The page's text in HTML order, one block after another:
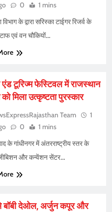
0 1 mins
विभाग के द्वारा सरिस्का टाईगर रिजर्व के
एवं वन चौकियों…
टूरिज्म फेस्टिवल में राजस्थान
को मिला उत्कृष्टता पुरस्कार
Team
1
0 1 mins
के गांधीनगर में अंतरराष्ट्रीय स्तर के
और कन्वेंशन सेंटर…
बॉबी देओल, अर्जुन कपूर और